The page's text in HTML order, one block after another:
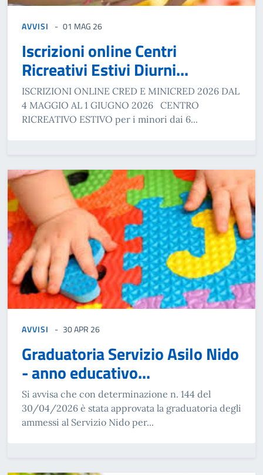
AVVISI 01 MAG 26
Iscrizioni online Centri
Ricreativi Estivi Diurni...
ISCRIZIONI ONLINE CRED E MINICRED 2026 DAL
4 MAGGIO AL 1 GIUGNO 2026 CENTRO
RICREATIVO ESTIVO per i minori dai 6...
AVVISI 30 APR 26
Graduatoria Servizio Asilo Nido
- anno educativo...
Si avvisa che con determinazione n. 144 del
30/04/2026 è stata approvata la graduatoria degli
ammessi al Servizio Nido per...